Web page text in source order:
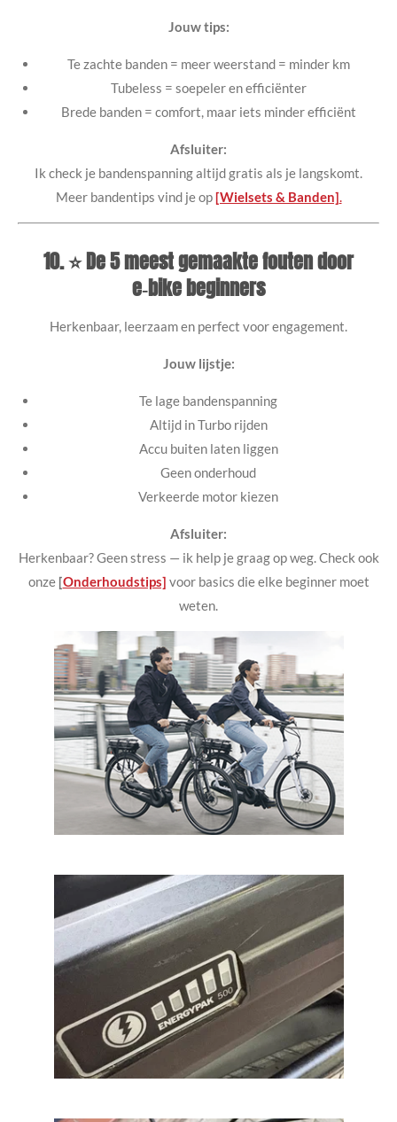
Jouw tips:
Te zachte banden = meer weerstand = minder km
Tubeless = soepeler en efficiënter
Brede banden = comfort, maar iets minder efficiënt
Afsluiter:
Ik check je bandenspanning altijd gratis als je langskomt.
Meer bandentips vind je op[Wielsets & Banden].
10. ⭐ De 5 meest gemaakte fouten door
e‑bike beginners
Herkenbaar, leerzaam en perfect voor engagement.
Jouw lijstje:
Te lage bandenspanning
Altijd in Turbo rijden
Accu buiten laten liggen
Geen onderhoud
Verkeerde motor kiezen
Afsluiter:
Herkenbaar? Geen stress — ik help je graag op weg. Check ook
onze [Onderhoudstips] voor basics die elke beginner moet
weten.